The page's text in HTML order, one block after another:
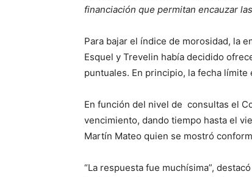
financiación que permitan encauzar
Para bajar el índice de morosidad, la
Esquel y Trevelin había decidido
puntuales. En principio, la fecha
En función del nivel de consultas el
vencimiento, dando tiempo hasta el
Martín Mateo quien se mostró
“La respuesta fue muchísima”,